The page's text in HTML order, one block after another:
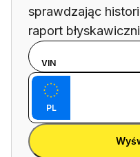
sprawdzając
raport
Wybierz tryb
wprowadzania
spośród
numeru VIN i
tablicy
rejestracyjnej
VIN
Wpisz numer VIN
PL
Wpisz